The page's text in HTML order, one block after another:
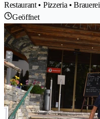
Restaurant • Pizzeria • Brauerei
Geöffnet